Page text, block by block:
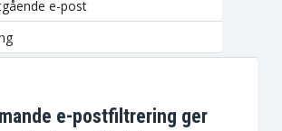
e-post
e-postfiltrering ger